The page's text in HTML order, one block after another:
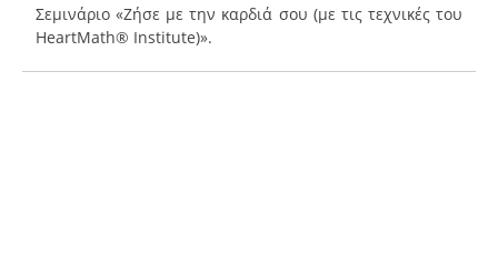
Σεμινάριο «Ζήσε με την καρδιά σου (με τις τεχνικές του
HeartMath® Institute)».